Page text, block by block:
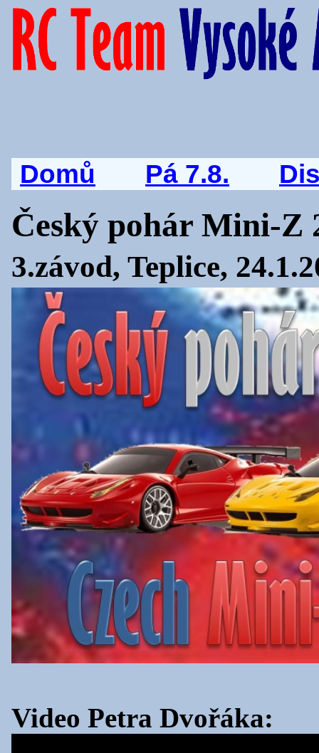
Domů Pá 7.8.
Český pohár Mini-Z
3.závod, Teplice,
Video Petra Dvořáka: